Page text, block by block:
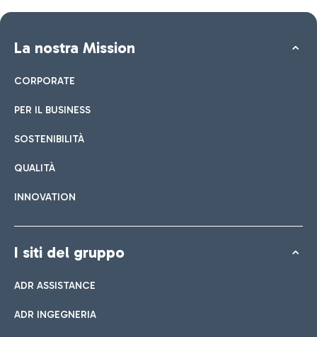
La nostra Mission
CORPORATE
PER IL BUSINESS
SOSTENIBILITÀ
QUALITÀ
INNOVATION
I siti del gruppo
ADR ASSISTANCE
ADR INGEGNERIA